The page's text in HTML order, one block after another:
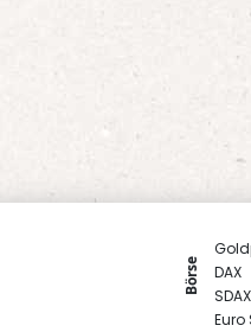
Börse
DAX
SDAX
Euro